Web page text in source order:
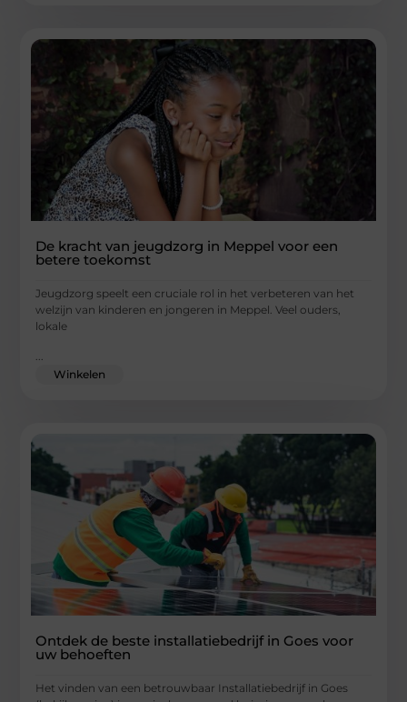
De kracht van jeugdzorg in Meppel voor een
betere toekomst
Jeugdzorg speelt een cruciale rol in het verbeteren van het
welzijn van kinderen en jongeren in Meppel. Veel ouders,
lokale
Winkelen
Ontdek de beste installatiebedrijf in Goes voor
uw behoeften
Het vinden van een betrouwbaar Installatiebedrijf in Goes